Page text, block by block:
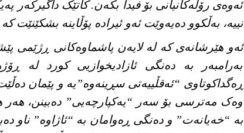
ئەوەی رۆڵەکانیانی بۆ فیدا بکەن. کاتێک
نییە، بەڵکوو دەیەوێت ئەو ئیرادە پۆڵاینە بشکێنێت
ئەو هێرشانەی کە لە لایەن پاشماوەکانی ڕژێمی
بەرامبەر بە دەنگی ئازادیخوازیی کورد لە
ڕەگداکوتاوی “ئەقڵییەتی سڕینەوە”یە و پێمان
وەک مەترسی بۆ سەر “یەکپارچەیی” دەبینن، هەر
بە “خەیانەت” و دەنگی ڕەوامان بە “ئاژاوە” ناو